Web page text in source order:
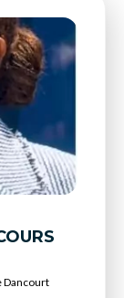
Dancourt